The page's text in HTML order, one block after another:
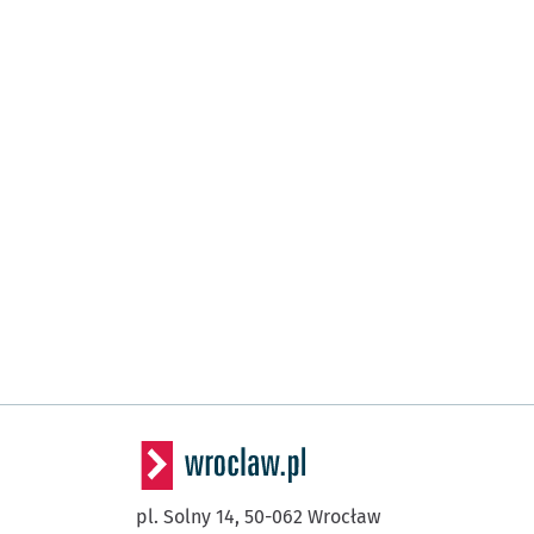
pl. Solny 14, 50-062 Wrocław